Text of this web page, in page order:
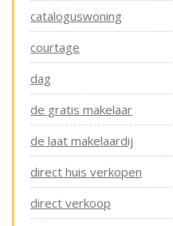
cataloguswoning
courtage
dag
de gratis makelaar
de laat makelaardij
direct huis verkopen
direct verkoop